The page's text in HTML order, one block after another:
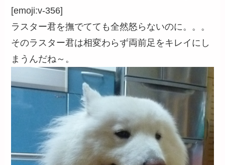
[emoji:v-356]
ラスター君を撫でてても全然怒らないのに。。。
そのラスター君は相変わらず両前足をキレイにし
まうんだね～。